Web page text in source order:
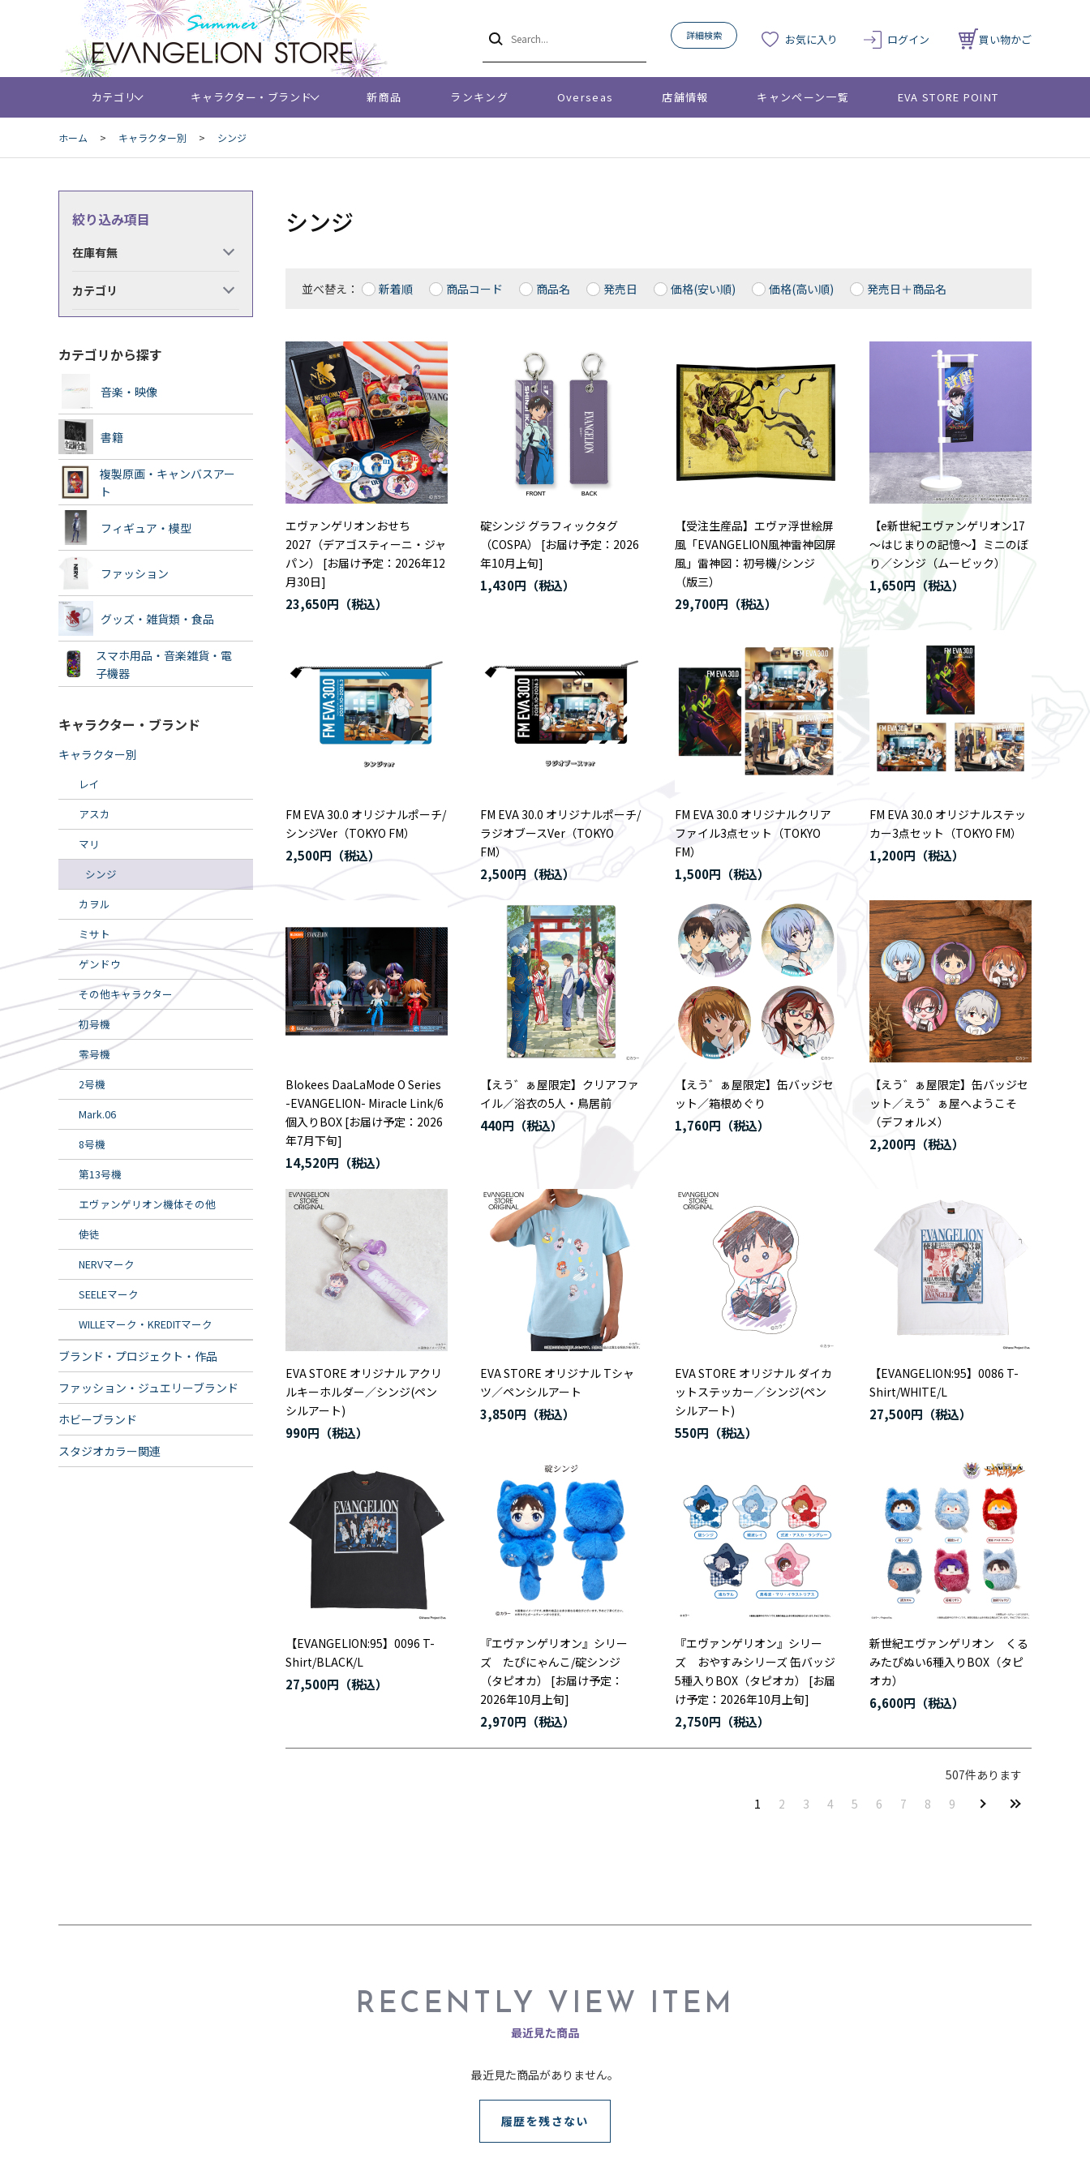
詳細検索 お気に入り ログイン 買い物かご
カテゴリ キャラクター・ブランド 新商品 ランキング Overseas 店舗情報 キャンペーン一覧 EVA STORE POINT
ホーム > キャラクター別 > シンジ
絞り込み項目
在庫有無
カテゴリ
カテゴリから探す
音楽・映像
書籍
複製原画・キャンバスアー
ト
フィギュア・模型
ファッション
グッズ・雑貨類・食品
スマホ用品・音楽雑貨・電
子機器
キャラクター・ブランド
キャラクター別
レイ
アスカ
マリ
シンジ
カヲル
ミサト
ゲンドウ
その他キャラクター
初号機
零号機
2号機
Mark.06
8号機
第13号機
エヴァンゲリオン機体その他
使徒
NERVマーク
SEELEマーク
WILLEマーク・KREDITマーク
ブランド・プロジェクト・作品
ファッション・ジュエリーブランド
ホビーブランド
スタジオカラー関連
シンジ
並べ替え： 新着順 商品コード 商品名 発売日 価格(安い順) 価格(高い順) 発売日＋商品名
エヴァンゲリオンおせち
2027（デアゴスティーニ・ジャ
パン） [お届け予定：2026年12
月30日]
23,650円
碇シンジ グラフィックタグ
（COSPA） [お届け予定：2026
年10月上旬]
1,430円
【受注生産品】エヴァ浮世絵屏
風「EVANGELION風神雷神図屏
風」雷神図：初号機/シンジ
（版三）
29,700円
【e新世紀エヴァンゲリオン17
～はじまりの記憶～】ミニのぼ
り／シンジ（ムービック）
1,650円
FM EVA 30.0 オリジナルポーチ/
シンジVer（TOKYO FM）
2,500円
FM EVA 30.0 オリジナルポーチ/
ラジオブースVer（TOKYO
FM）
2,500円
FM EVA 30.0 オリジナルクリア
ファイル3点セット（TOKYO
FM）
1,500円
FM EVA 30.0 オリジナルステッ
カー3点セット（TOKYO FM）
1,200円
Blokees DaaLaMode O Series
-EVANGELION- Miracle Link/6
個入りBOX [お届け予定：2026
年7月下旬]
14,520円
【えう゛ぁ屋限定】クリアファ
イル／浴衣の5人・鳥居前
440円
【えう゛ぁ屋限定】缶バッジセ
ット／箱根めぐり
1,760円
【えう゛ぁ屋限定】缶バッジセ
ット／えう゛ぁ屋へようこそ
（デフォルメ）
2,200円
EVA STORE オリジナル アクリ
ルキーホルダー／シンジ(ペン
シルアート)
990円
EVA STORE オリジナル Tシャ
ツ／ペンシルアート
3,850円
EVA STORE オリジナル ダイカ
ットステッカー／シンジ(ペン
シルアート)
550円
【EVANGELION:95】0086 T-
Shirt/WHITE/L
27,500円
【EVANGELION:95】0096 T-
Shirt/BLACK/L
27,500円
『エヴァンゲリオン』シリー
ズ たぴにゃんこ/碇シンジ
（タピオカ） [お届け予定：
2026年10月上旬]
2,970円
『エヴァンゲリオン』シリー
ズ おやすみシリーズ 缶バッジ
5種入りBOX（タピオカ） [お届
け予定：2026年10月上旬]
2,750円
新世紀エヴァンゲリオン くる
みたぴぬい6種入りBOX（タピ
オカ）
6,600円
507件あります
1
2 3 4 5 6 7 8 9
RECENTLY VIEW ITEM
最近見た商品
最近見た商品がありません。
履歴を残さない